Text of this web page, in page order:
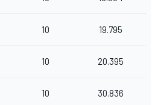
10 19.795
10 20.395
10 30.836